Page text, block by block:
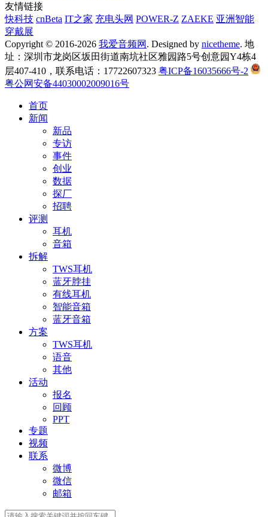
友情链接
快科技 cnBeta IT之家 充电头网 POWER-Z ZAEKE 亚洲智能
穿戴展
Copyright © 2016-2026 我爱音频网 . Designed by nicetheme. 地
址：深圳市龙岗区坂田街道南坑社区雅园路5号创意园Y4栋4
层407-410，联系电话：17722607323 粤ICP备16035666号-2
粤公网安备44030002009016号
首页
新闻
新品
专访
事件
创业
数据
探厂
招聘
评测
耳机
音箱
拆解
TWS耳机
蓝牙脖挂
有线耳机
智能音箱
蓝牙音箱
方案
TWS耳机
语音
其他
活动
报名
回顾
PPT
专题
视频
联系
微博
微信
邮箱